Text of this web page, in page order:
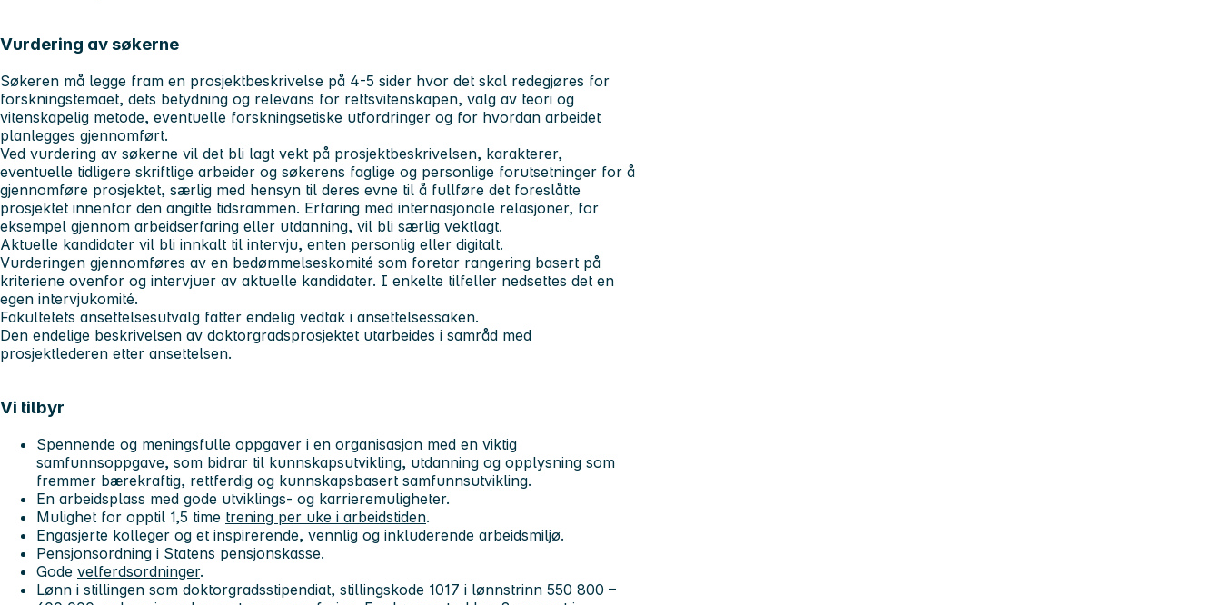
Vurdering av søkerne
Søkeren må legge fram en prosjektbeskrivelse på 4-5 sider hvor det skal redegjøres for
forskningstemaet, dets betydning og relevans for rettsvitenskapen, valg av teori og
vitenskapelig metode, eventuelle forskningsetiske utfordringer og for hvordan arbeidet
planlegges gjennomført.
Ved vurdering av søkerne vil det bli lagt vekt på prosjektbeskrivelsen, karakterer,
eventuelle tidligere skriftlige arbeider og søkerens faglige og personlige forutsetninger for å
gjennomføre prosjektet, særlig med hensyn til deres evne til å fullføre det foreslåtte
prosjektet innenfor den angitte tidsrammen. Erfaring med internasjonale relasjoner, for
eksempel gjennom arbeidserfaring eller utdanning, vil bli særlig vektlagt.
Aktuelle kandidater vil bli innkalt til intervju, enten personlig eller digitalt.
Vurderingen gjennomføres av en bedømmelseskomité som foretar rangering basert på
kriteriene ovenfor og intervjuer av aktuelle kandidater. I enkelte tilfeller nedsettes det en
egen intervjukomité.
Fakultetets ansettelsesutvalg fatter endelig vedtak i ansettelsessaken.
Den endelige beskrivelsen av doktorgradsprosjektet utarbeides i samråd med
prosjektlederen etter ansettelsen.
Vi tilbyr
Spennende og meningsfulle oppgaver i en organisasjon med en viktig
samfunnsoppgave, som bidrar til kunnskapsutvikling, utdanning og opplysning som
fremmer bærekraftig, rettferdig og kunnskapsbasert samfunnsutvikling.
En arbeidsplass med gode utviklings- og karrieremuligheter.
Mulighet for opptil 1,5 time trening per uke i arbeidstiden.
Engasjerte kolleger og et inspirerende, vennlig og inkluderende arbeidsmiljø.
Pensjonsordning i Statens pensjonskasse.
Gode velferdsordninger.
Lønn i stillingen som doktorgradsstipendiat, stillingskode 1017 i lønnstrinn 550 800 –